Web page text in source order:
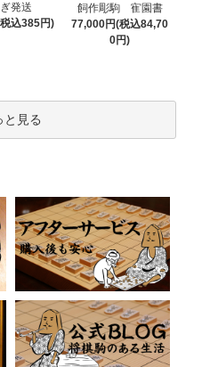
発送
込385円)
飼作彫駒 寉園書
77,000円(税込84,70
0円)
と見る